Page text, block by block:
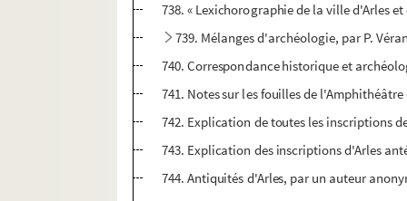
738. « Lexichorographie de la ville d'Arles
739. Mélanges d'archéologie, par P.
740. Correspondance historique et
741. Notes sur les fouilles de
742. Explication de toutes les inscriptions
743. Explication des inscriptions d'Arles
744. Antiquités d'Arles, par un auteur